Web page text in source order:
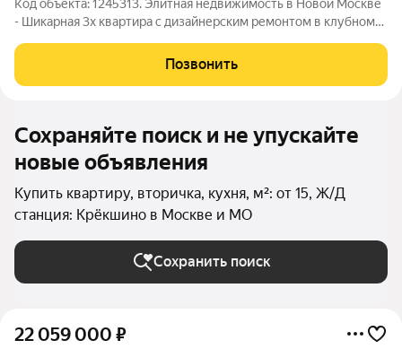
Код объекта: 1245313. Элитная недвижимость в Новой Москве
- Шикарная 3х квартира с дизайнерским ремонтом в клубном
укомплектованная - мебелью, предметами интерьера - всем
необходимым - экс предложение!
Позвонить
Сохраняйте поиск и не упускайте
новые объявления
Купить квартиру, вторичка, кухня, м²: от 15, Ж/Д
станция: Крёкшино в Москве и МО
Сохранить поиск
22 059 000 ₽